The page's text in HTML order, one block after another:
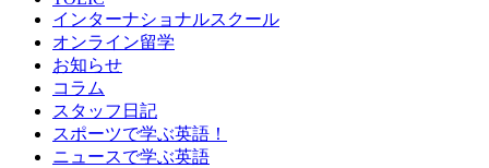
インターナショナルスクール
オンライン留学
お知らせ
コラム
スタッフ日記
スポーツで学ぶ英語！
ニュースで学ぶ英語